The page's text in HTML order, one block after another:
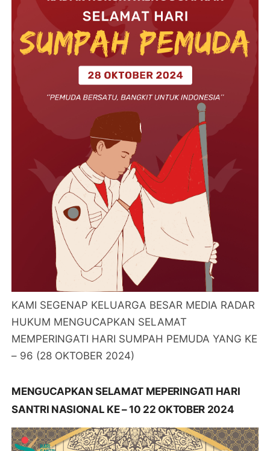
KAMI SEGENAP KELUARGA BESAR MEDIA RADAR
HUKUM MENGUCAPKAN SELAMAT
MEMPERINGATI HARI SUMPAH PEMUDA YANG KE
– 96 (28 OKTOBER 2024)
MENGUCAPKAN SELAMAT MEPERINGATI HARI
SANTRI NASIONAL KE – 10 22 OKTOBER 2024